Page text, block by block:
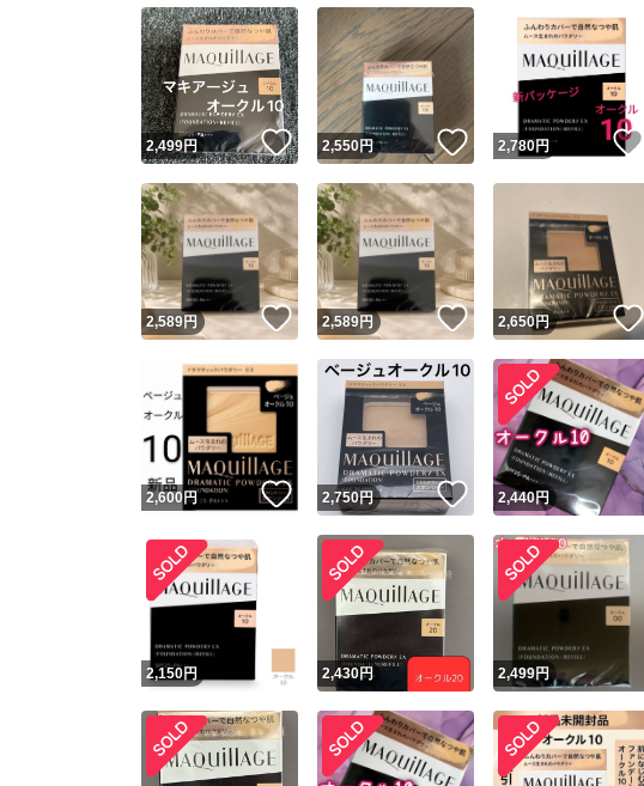
2,499円 いいね！
2,550円 いいね！
2,780円
2,589円 いいね！
2,589円 いいね！
2,650円
2,600円 いいね！
2,750円 いいね！
2,440円
2,150円 2,430円 2,499円